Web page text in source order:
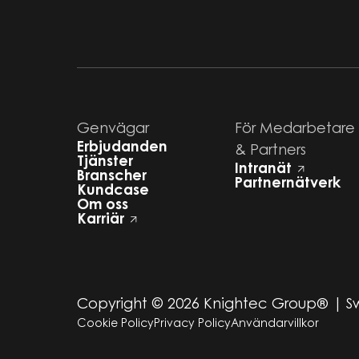
Genvägar
Erbjudanden
Tjänster
Branscher
Kundcase
Om oss
Karriär
För Medarbetare
& Partners
Intranät
Partnernätverk
Cookie PolicyPrivacy PolicyAnvändarvillkor
Copyright © 2026 Knightec Group® |